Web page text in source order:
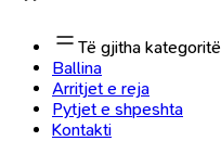
Të gjitha kategoritë
Ballina
Arritjet e reja
Pytjet e shpeshta
Kontakti